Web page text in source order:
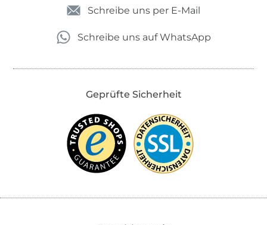
Schreibe uns per E-Mail
Schreibe uns auf WhatsApp
Geprüfte Sicherheit